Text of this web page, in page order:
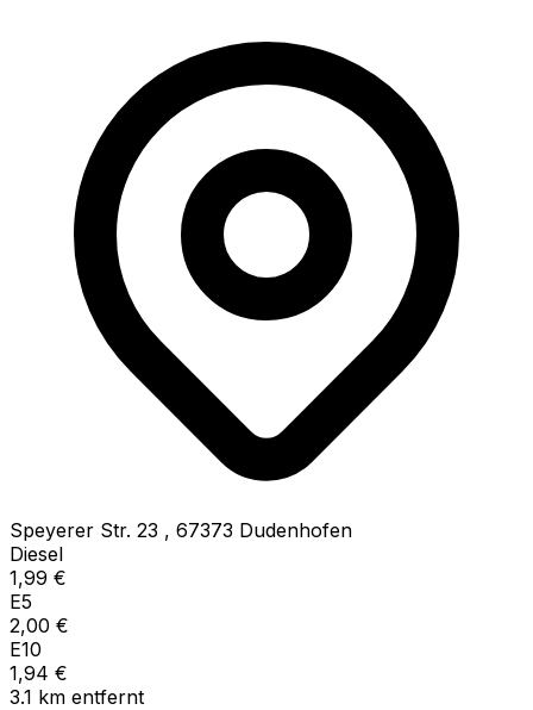
Speyerer Str. 23 , 67373 Dudenhofen
Diesel
1,99 €
E5
2,00 €
E10
1,94 €
3.1 km entfernt